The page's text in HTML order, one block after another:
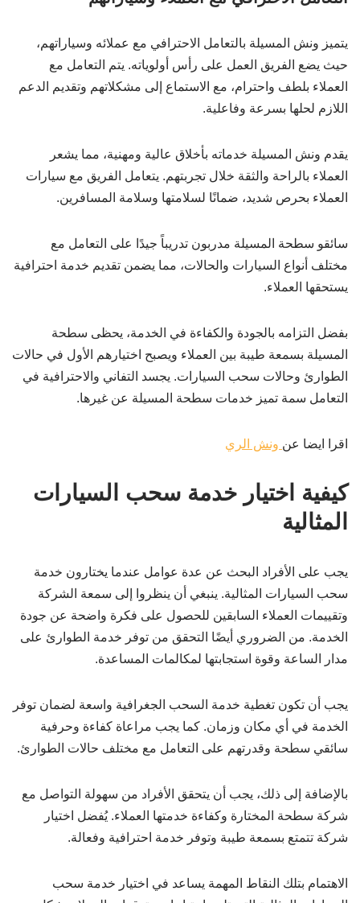
يتميز ونش المسيلة بالتعامل الاحترافي مع عملائه وسياراتهم،
حيث يضع الفريق العمل على رأس أولوياته. يتم التعامل مع
العملاء بلطف واحترام، مع الاستماع إلى مشكلاتهم وتقديم الدعم
اللازم لحلها بسرعة وفاعلية.
يقدم ونش المسيلة خدماته بأخلاق عالية ومهنية، مما يشعر
العملاء بالراحة والثقة خلال تجربتهم. يتعامل الفريق مع سيارات
العملاء بحرص شديد، ضمانًا لسلامتها وسلامة المسافرين.
سائقو سطحة المسيلة مدربون تدريباً جيدًا على التعامل مع
مختلف أنواع السيارات والحالات، مما يضمن تقديم خدمة احترافية
يستحقها العملاء.
بفضل التزامه بالجودة والكفاءة في الخدمة، يحظى سطحة
المسيلة بسمعة طيبة بين العملاء ويصبح اختيارهم الأول في حالات
الطوارئ وحالات سحب السيارات. يجسد التفاني والاحترافية في
التعامل سمة تميز خدمات سطحة المسيلة عن غيرها.
اقرا ايضا عن ونش الري
كيفية اختيار خدمة سحب السيارات
المثالية
يجب على الأفراد البحث عن عدة عوامل عندما يختارون خدمة
سحب السيارات المثالية. ينبغي أن ينظروا إلى سمعة الشركة
وتقييمات العملاء السابقين للحصول على فكرة واضحة عن جودة
الخدمة. من الضروري أيضًا التحقق من توفر خدمة الطوارئ على
مدار الساعة وقوة استجابتها لمكالمات المساعدة.
يجب أن تكون تغطية خدمة السحب الجغرافية واسعة لضمان توفر
الخدمة في أي مكان وزمان. كما يجب مراعاة كفاءة وحرفية
سائقي سطحة وقدرتهم على التعامل مع مختلف حالات الطوارئ.
بالإضافة إلى ذلك، يجب أن يتحقق الأفراد من سهولة التواصل مع
شركة سطحة المختارة وكفاءة خدمتها العملاء. يُفضل اختيار
شركة تتمتع بسمعة طيبة وتوفر خدمة احترافية وفعالة.
الاهتمام بتلك النقاط المهمة يساعد في اختيار خدمة سحب